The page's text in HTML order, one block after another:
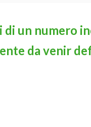
di un numero
da venir